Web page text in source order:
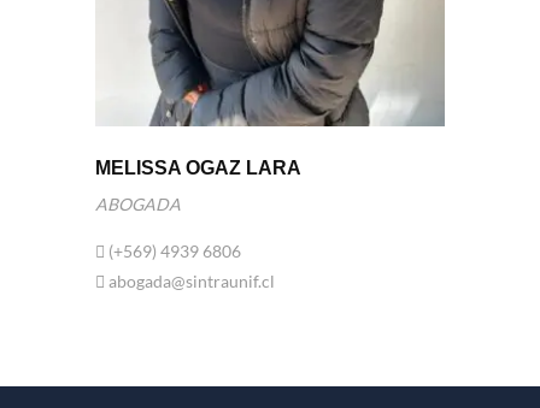
MELISSA OGAZ LARA
ABOGADA
(+569) 4939 6806
abogada@sintraunif.cl